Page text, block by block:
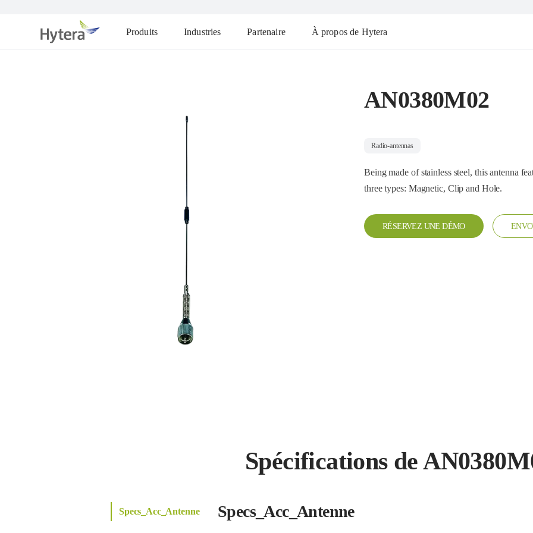
Produits Industries Partenaire À propos de Hytera
AN0380M02
Radio-antennas
Being made of stainless steel, this antenna
three types: Magnetic, Clip and Hole.
RÉSERVEZ UNE DÉMO
Spécifications de
Specs_Acc_Antenne Specs_Acc_Antenne